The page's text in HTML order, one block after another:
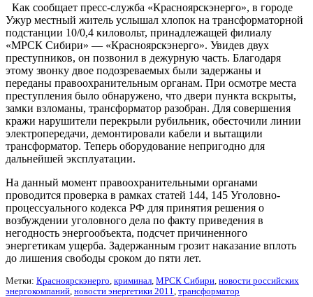
Как сообщает пресс-служба «Красноярскэнерго», в городе
Ужур местный житель услышал хлопок на трансформаторной
подстанции 10/0,4 киловольт, принадлежащей филиалу
«МРСК Сибири» — «Красноярскэнерго». Увидев двух
преступников, он позвонил в дежурную часть. Благодаря
этому звонку двое подозреваемых были задержаны и
переданы правоохранительным органам. При осмотре места
преступления было обнаружено, что двери пункта вскрыты,
замки взломаны, трансформатор разобран. Для совершения
кражи нарушители перекрыли рубильник, обесточили линии
электропередачи, демонтировали кабели и вытащили
трансформатор. Теперь оборудование непригодно для
дальнейшей эксплуатации.
На данный момент правоохранительными органами
проводится проверка в рамках статей 144, 145 Уголовно-
процессуального кодекса РФ для принятия решения о
возбуждении уголовного дела по факту приведения в
негодность энергообъекта, подсчет причиненного
энергетикам ущерба. Задержанным грозит наказание вплоть
до лишения свободы сроком до пяти лет.
Метки: Красноярскэнерго, криминал, МРСК Сибири, новости российских
энергокомпаний, новости энергетики 2011, трансформатор